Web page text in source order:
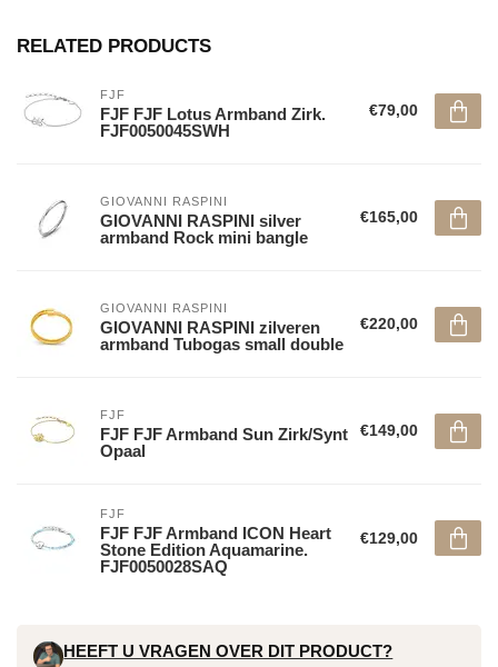
RELATED PRODUCTS
FJF
FJF FJF Lotus Armband Zirk.
FJF0050045SWH
€79,00
GIOVANNI RASPINI
GIOVANNI RASPINI silver
armband Rock mini bangle
€165,00
GIOVANNI RASPINI
GIOVANNI RASPINI zilveren
armband Tubogas small double
€220,00
FJF
FJF FJF Armband Sun Zirk/Synt
Opaal
€149,00
FJF
FJF FJF Armband ICON Heart
Stone Edition Aquamarine.
FJF0050028SAQ
€129,00
HEEFT U VRAGEN OVER DIT PRODUCT?